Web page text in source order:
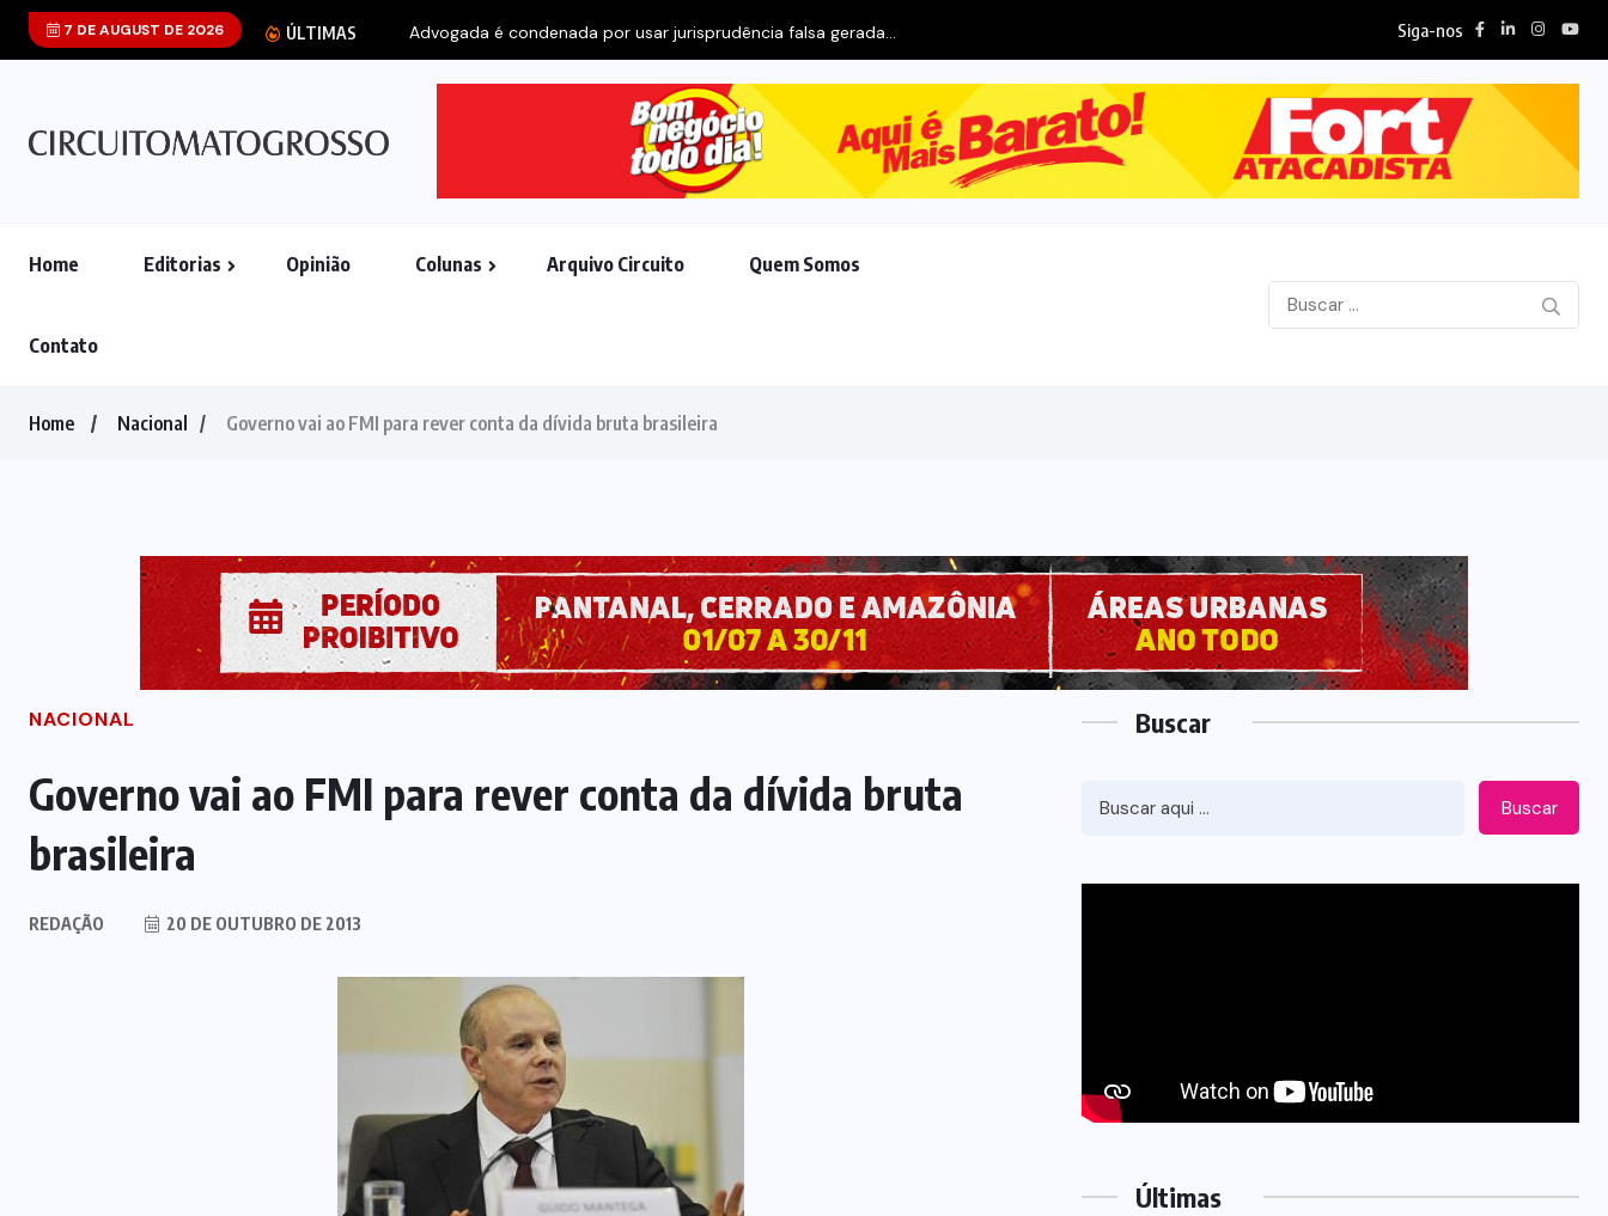
7 DE AUGUST DE 2026 ÚLTIMAS Advogada é condenada por usar jurisprudência falsa gerada... Siga-nos
Home Editorias Opinião Colunas Arquivo Circuito Quem Somos
Contato
Home Nacional Governo vai ao FMI para rever conta da dívida bruta brasileira
NACIONAL
Governo vai ao FMI para rever conta da dívida bruta
brasileira
REDAÇÃO 20 DE OUTUBRO DE 2013
Buscar
Buscar
Últimas